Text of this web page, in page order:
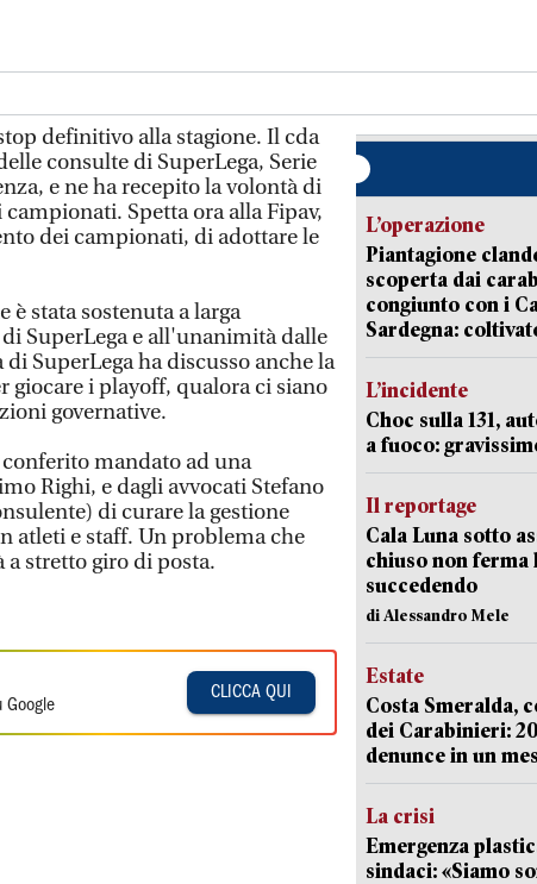
definitivo alla stagione. Il cda
consulte di SuperLega, Serie
e ne ha recepito la volontà di
Spetta ora alla Fipav,
dei campionati, di adottare le
è stata sostenuta a larga
SuperLega e all'unanimità dalle
SuperLega ha discusso anche la
i playoff, qualora ci siano
governative.
mandato ad una
Righi, e dagli avvocati Stefano
di curare la gestione
atleti e staff. Un problema che
stretto giro di posta.
Google
CLICCA QUI
L’operazione
Piantagione
scoperta dai
congiunto con i
Sardegna:
L’incidente
Choc sulla 131,
a fuoco:
Il reportage
Cala Luna sotto
chiuso non ferma
succedendo
di Alessandro Mele
Estate
Costa Smeralda,
dei Carabinieri:
denunce in un
La crisi
Emergenza
sindaci: «Siamo